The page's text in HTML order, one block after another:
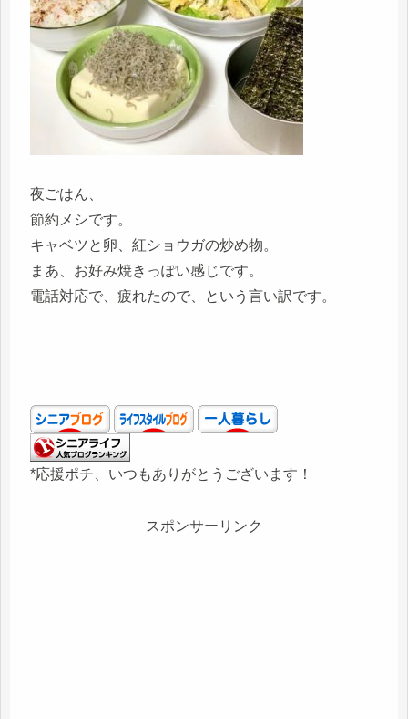
夜ごはん、
節約メシです。
キャベツと卵、紅ショウガの炒め物。
まあ、お好み焼きっぽい感じです。
電話対応で、疲れたので、という言い訳です。
*応援ポチ、いつもありがとうございます！
スポンサーリンク